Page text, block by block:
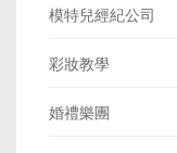
模特兒經紀公司
彩妝教學
婚禮樂團